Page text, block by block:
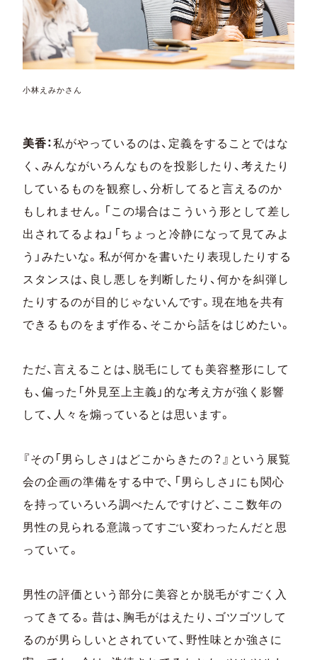
小林えみかさん
美香：私がやっているのは、定義をすることではな
く、みんながいろんなものを投影したり、考えたり
しているものを観察し、分析してると言えるのか
もしれません。「この場合はこういう形として差し
出されてるよね」「ちょっと冷静になって見てみよ
う」みたいな。私が何かを書いたり表現したりする
スタンスは、良し悪しを判断したり、何かを糾弾し
たりするのが目的じゃないんです。現在地を共有
できるものをまず作る、そこから話をはじめたい。
ただ、言えることは、脱毛にしても美容整形にして
も、偏った「外見至上主義」的な考え方が強く影響
して、人々を煽っているとは思います。
『その「男らしさ」はどこからきたの？』という展覧
会の企画の準備をする中で、「男らしさ」にも関心
を持っていろいろ調べたんですけど、ここ数年の
男性の見られる意識ってすごい変わったんだと思
っていて。
男性の評価という部分に美容とか脱毛がすごく入
ってきてる。昔は、胸毛がはえたり、ゴツゴツして
るのが男らしいとされていて、野性味とか強さに